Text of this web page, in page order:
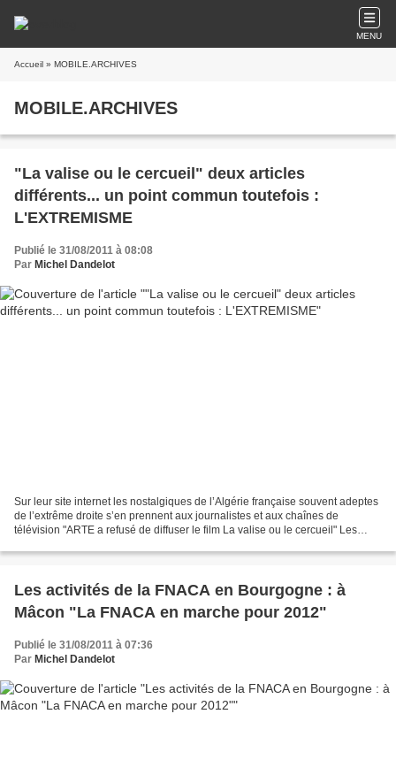
MENU
Accueil » MOBILE.ARCHIVES
MOBILE.ARCHIVES
"La valise ou le cercueil" deux articles
différents... un point commun toutefois :
L'EXTREMISME
Publié le 31/08/2011 à 08:08
Par Michel Dandelot
Sur leur site internet les nostalgiques de l’Algérie française souvent adeptes
de l’extrême droite s’en prennent aux journalistes et aux chaînes de
télévision "ARTE a refusé de diffuser le film La valise ou le cercueil" Les
Les activités de la FNACA en Bourgogne : à
Mâcon "La FNACA en marche pour 2012"
Publié le 31/08/2011 à 07:36
Par Michel Dandelot